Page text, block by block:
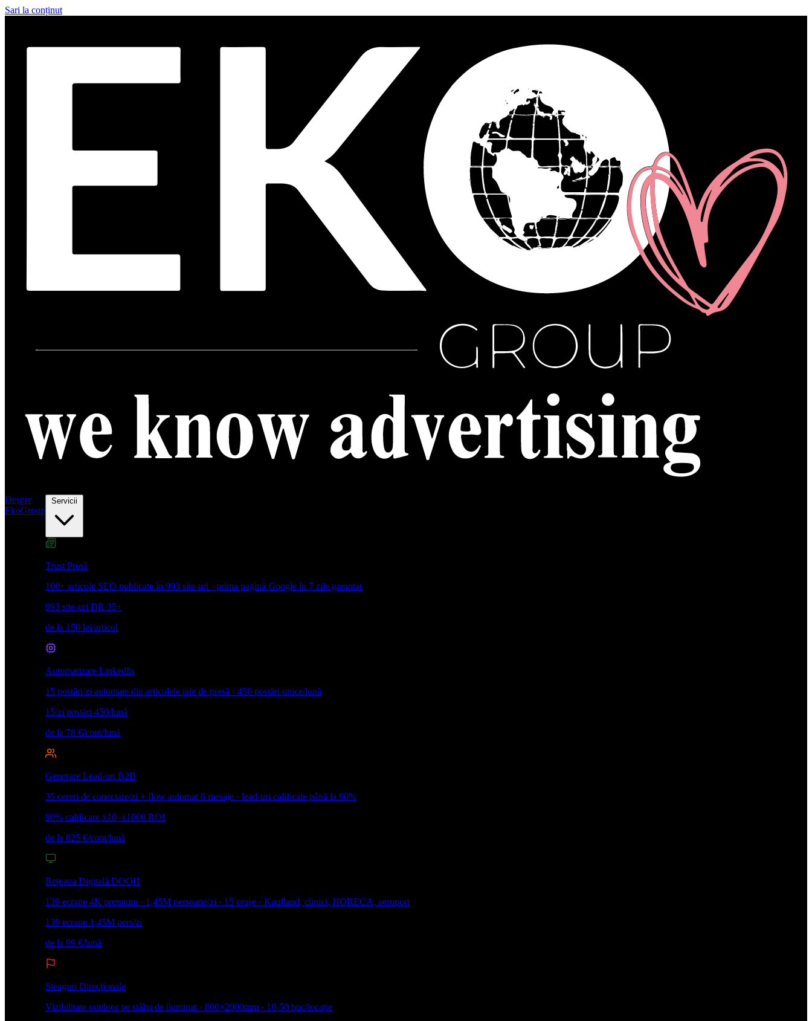
Sari la conținut
Despre
EkoGroup
Servicii
Trust Presă
100+ articole SEO publicate în 993 site-uri · prima pagină Google în 7 zile garantat
993 site-uri DR 35+
de la 150 lei/articol
Automatizare LinkedIn
15 postări/zi automate din articolele tale de presă · 450 postări unice/lună
15/zi postări 450/lună
de la 78 €/cont/lună
Generare Lead-uri B2B
35 cereri de conectare/zi + flow automat 6 mesaje · lead-uri calificate până la 90%
90% calificare x10–x1000 ROI
de la 825 €/cont/lună
Rețeaua Digitală DOOH
139 ecrane 4K premium · 1,45M persoane/zi · 15 orașe · Kaufland, clinici, HORECA, aeroport
139 ecrane 1,45M pers/zi
de la 99 €/lună
Steaguri Direcționale
Vizibilitate outdoor pe stâlpi de iluminat · 800×2000mm · 10-50 buc/locație